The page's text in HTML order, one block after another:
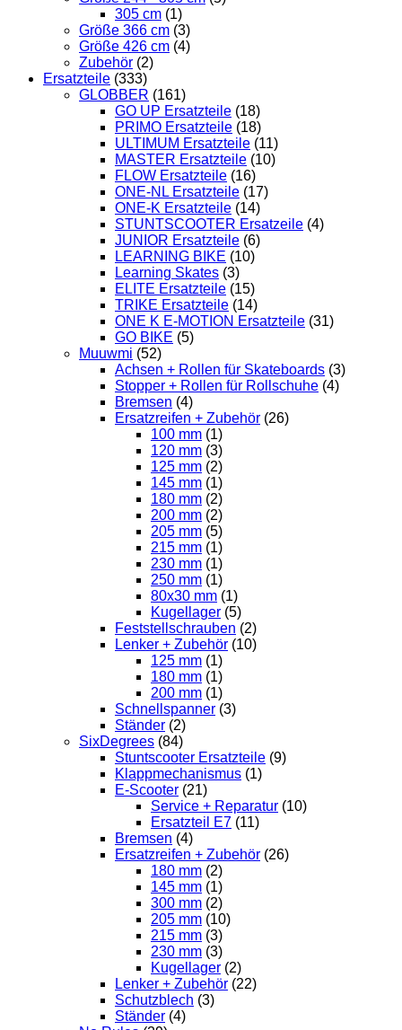
305 cm (1)
Größe 366 cm (3)
Größe 426 cm (4)
Zubehör (2)
Ersatzteile (333)
GLOBBER (161)
GO UP Ersatzteile (18)
PRIMO Ersatzteile (18)
ULTIMUM Ersatzteile (11)
MASTER Ersatzteile (10)
FLOW Ersatzteile (16)
ONE-NL Ersatzteile (17)
ONE-K Ersatzteile (14)
STUNTSCOOTER Ersatzeile (4)
JUNIOR Ersatzteile (6)
LEARNING BIKE (10)
Learning Skates (3)
ELITE Ersatzteile (15)
TRIKE Ersatzteile (14)
ONE K E-MOTION Ersatzteile (31)
GO BIKE (5)
Muuwmi (52)
Achsen + Rollen für Skateboards (3)
Stopper + Rollen für Rollschuhe (4)
Bremsen (4)
Ersatzreifen + Zubehör (26)
100 mm (1)
120 mm (3)
125 mm (2)
145 mm (1)
180 mm (2)
200 mm (2)
205 mm (5)
215 mm (1)
230 mm (1)
250 mm (1)
80x30 mm (1)
Kugellager (5)
Feststellschrauben (2)
Lenker + Zubehör (10)
125 mm (1)
180 mm (1)
200 mm (1)
Schnellspanner (3)
Ständer (2)
SixDegrees (84)
Stuntscooter Ersatzteile (9)
Klappmechanismus (1)
E-Scooter (21)
Service + Reparatur (10)
Ersatzteil E7 (11)
Bremsen (4)
Ersatzreifen + Zubehör (26)
180 mm (2)
145 mm (1)
300 mm (2)
205 mm (10)
215 mm (3)
230 mm (3)
Kugellager (2)
Lenker + Zubehör (22)
Schutzblech (3)
Ständer (4)